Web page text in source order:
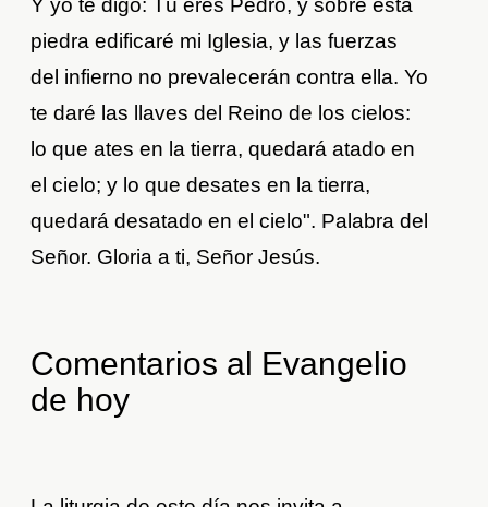
Y yo te digo: Tú eres Pedro, y sobre esta
piedra edificaré mi Iglesia, y las fuerzas
del infierno no prevalecerán contra ella. Yo
te daré las llaves del Reino de los cielos:
lo que ates en la tierra, quedará atado en
el cielo; y lo que desates en la tierra,
quedará desatado en el cielo". Palabra del
Señor. Gloria a ti, Señor Jesús.
Comentarios al Evangelio
de hoy